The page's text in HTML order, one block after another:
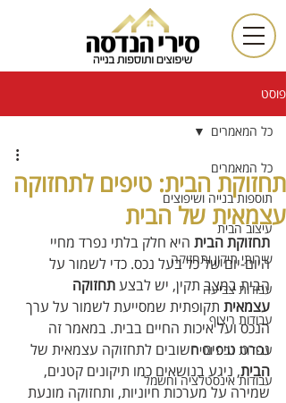
פוסט
כל המאמרים
תוספות בנייה ושיפוצים
עיצוב הבית
שירותי תיקון ותחזוקה
עבודות צביעה
עבודות ריצוף
עבודות גבס וטיח
עבודות אינסטלציה וחשמל
כל המאמרים
תחזוקת הבית: טיפים לתחזוקה
עצמאית של הבית
תחזוקת הבית היא חלק בלתי נפרד מחיי
היום-יום של כל בעל נכס. כדי לשמור על
הבית במצב תקין, יש לבצע תחזוקה
עצמאית תקופתית שמסייעת לשמור על ערך
הנכס ועל איכות החיים בבית. במאמר זה
נפרט טיפים חשובים לתחזוקה עצמאית של
הבית, ניגע בנושאים כמו תיקונים קטנים,
שמירה על מערכות חיוניות, ותחזוקה מונעת